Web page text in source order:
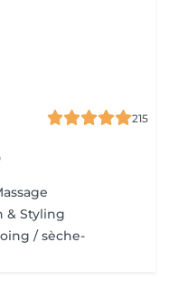
215
& Styling
/ sèche-